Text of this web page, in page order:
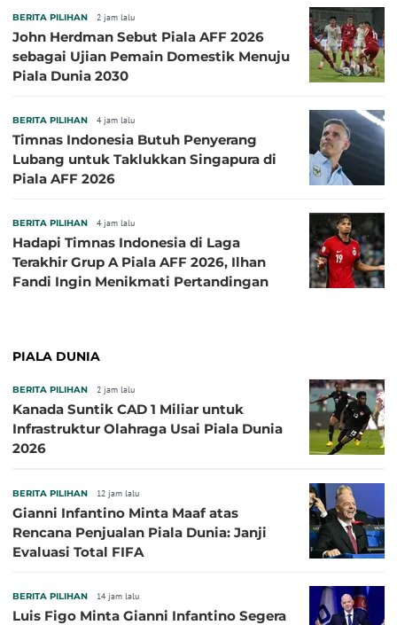
BERITA PILIHAN 2 jam lalu
John Herdman Sebut Piala AFF 2026
sebagai Ujian Pemain Domestik Menuju
Piala Dunia 2030
BERITA PILIHAN 4 jam lalu
Timnas Indonesia Butuh Penyerang
Lubang untuk Taklukkan Singapura di
Piala AFF 2026
BERITA PILIHAN 4 jam lalu
Hadapi Timnas Indonesia di Laga
Terakhir Grup A Piala AFF 2026, Ilhan
Fandi Ingin Menikmati Pertandingan
PIALA DUNIA
BERITA PILIHAN 2 jam lalu
Kanada Suntik CAD 1 Miliar untuk
Infrastruktur Olahraga Usai Piala Dunia
2026
BERITA PILIHAN 12 jam lalu
Gianni Infantino Minta Maaf atas
Rencana Penjualan Piala Dunia: Janji
Evaluasi Total FIFA
BERITA PILIHAN 14 jam lalu
Luis Figo Minta Gianni Infantino Segera